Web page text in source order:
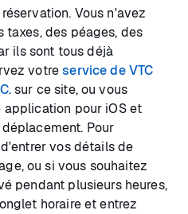
Vous n'avez
taxes, des péages, des
ils sont tous déjà
votreservice de VTC
sur ce site, ou vous
pour iOS et
Pour
vos détails de
ou si vous souhaitez
pendant plusieurs heures,
horaire et entrez